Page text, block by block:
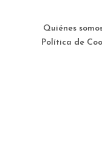
Quiénes
Política de